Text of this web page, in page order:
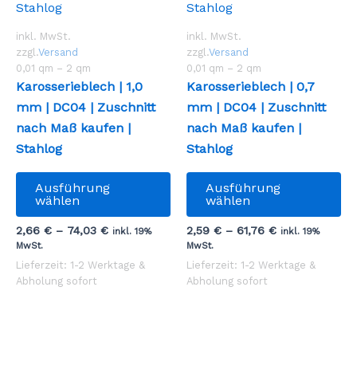
inkl. MwSt.
zzgl.Versand
0,01 qm – 2 qm
Karosserieblech | 1,0
mm | DC04 | Zuschnitt
nach Maß kaufen |
Stahlog
Ausführung
wählen
Dieses
Produkt
weist
mehrere
Varianten
auf.
2,66 € – 74,03 € inkl. 19%
MwSt.
Lieferzeit: 1-2 Werktage &
Abholung sofort
inkl. MwSt.
zzgl.Versand
0,01 qm – 2 qm
Karosserieblech | 0,7
mm | DC04 | Zuschnitt
nach Maß kaufen |
Stahlog
Ausführung
wählen
2,59 € – 61,76 € inkl. 19%
MwSt.
Lieferzeit: 1-2 Werktage &
Abholung sofort